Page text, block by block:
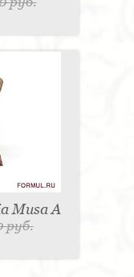
Musa A
руб.